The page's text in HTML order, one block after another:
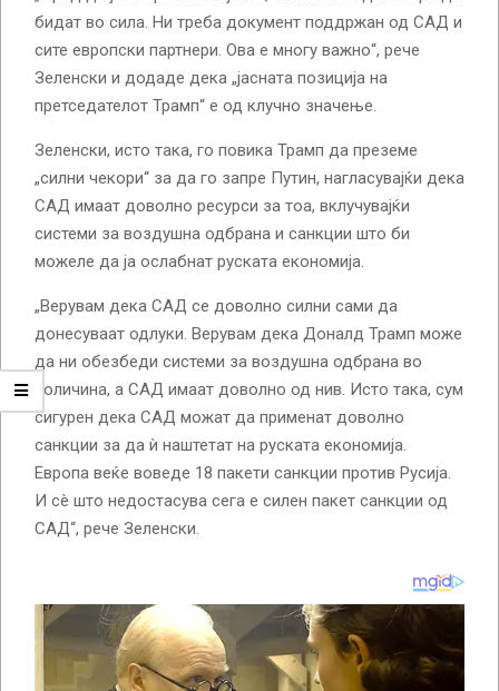
бидат во сила. Ни треба документ поддржан од САД и
сите европски партнери. Ова е многу важно“, рече
Зеленски и додаде дека „јасната позиција на
претседателот Трамп“ е од клучно значење.
Зеленски, исто така, го повика Трамп да преземе
„силни чекори“ за да го запре Путин, нагласувајќи дека
САД имаат доволно ресурси за тоа, вклучувајќи
системи за воздушна одбрана и санкции што би
можеле да ја ослабнат руската економија.
„Верувам дека САД се доволно силни сами да
донесуваат одлуки. Верувам дека Доналд Трамп може
да ни обезбеди системи за воздушна одбрана во
количина, а САД имаат доволно од нив. Исто така, сум
сигурен дека САД можат да применат доволно
санкции за да ѝ наштетат на руската економија.
Европа веќе воведе 18 пакети санкции против Русија.
И сè што недостасува сега е силен пакет санкции од
САД“, рече Зеленски.